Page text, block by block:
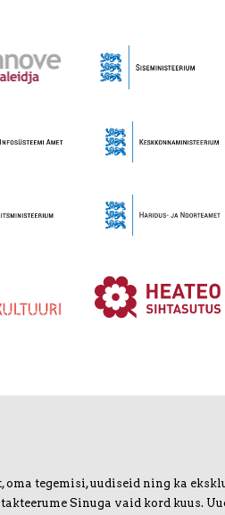
tegemisi, uudiseid ning ka
Sinuga vaid kord kuus.